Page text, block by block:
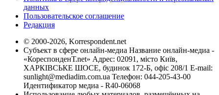
данных
Пользовательское соглашение
Редакция
© 2000-2026, Korrespondent.net
Субъект в сфере онлайн-медиа Название онлайн-медиа -
«КореспонденТ.net» Адрес: 02091, місто Київ,
ХАРКІВСЬКЕ ШОСЕ, будинок 172-Б, офіс 208/1 E-mail:
sunlight@mediadim.com.ua Телефон: 044-205-43-00
Идентификатор медиа - R40-06068